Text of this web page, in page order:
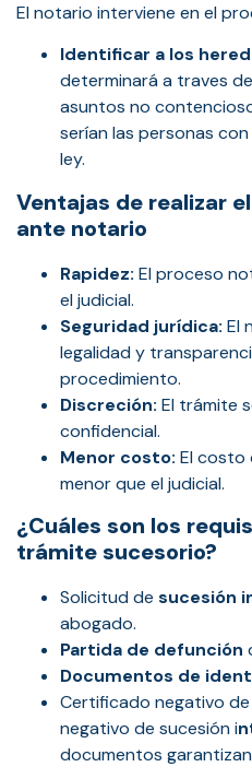
El notario interviene en el
Identificar a los
determinará a traves
asuntos no
serían las personas
ley.
Ventajas de realizar
ante notario
Rapidez: El proceso
el judicial.
Seguridad jurídica: El
legalidad y
procedimiento.
Discreción: El trámite
confidencial.
Menor costo: El costo
menor que el judicial.
¿Cuáles son los
trámite sucesorio?
Solicitud de sucesión
abogado.
Partida de defunción
Documentos de
Certificado negativo
negativo de sucesión i
documentos